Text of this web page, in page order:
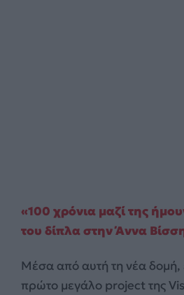
«100 χρόνια μαζί της
του δίπλα στην Άννα
Μέσα από αυτή τη νέα δομή,
πρώτο μεγάλο project της